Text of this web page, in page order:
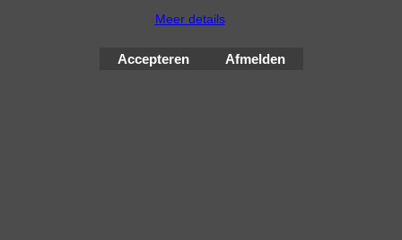
Spoorverbreders voor de BMW 5 van bouwjaar 07.03 -
Meer details
Accepteren Afmelden